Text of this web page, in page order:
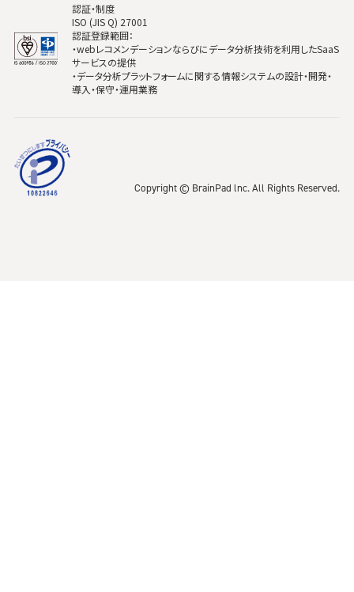
認証・制度
ISO (JIS Q) 27001
認証登録範囲：
・webレコメンデーションならびにデータ分析技術を利用したSaaS
サービスの提供
・データ分析プラットフォームに関する情報システムの設計・開発・
導入・保守・運用業務
Copyright © BrainPad lnc. All Rights Reserved.